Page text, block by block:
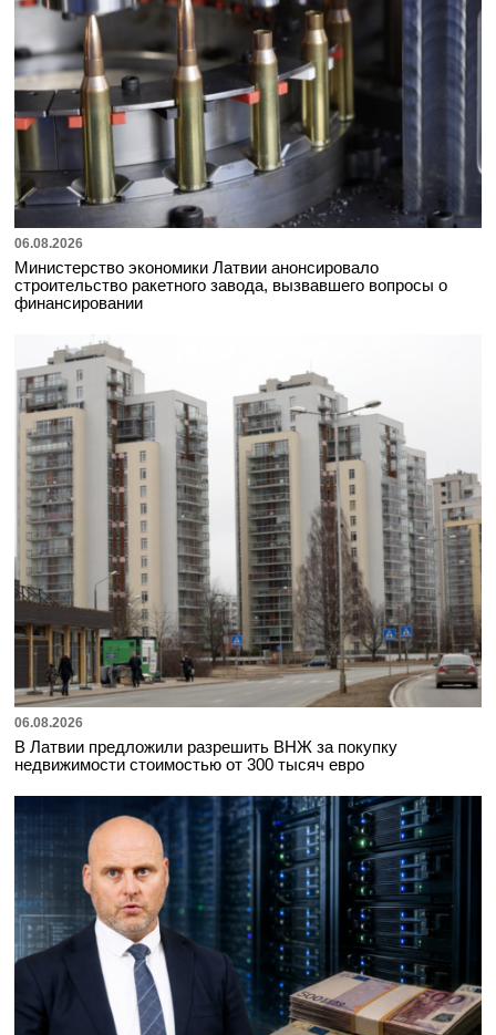
06.08.2026
Министерство экономики Латвии анонсировало
строительство ракетного завода, вызвавшего вопросы о
финансировании
06.08.2026
В Латвии предложили разрешить ВНЖ за покупку
недвижимости стоимостью от 300 тысяч евро